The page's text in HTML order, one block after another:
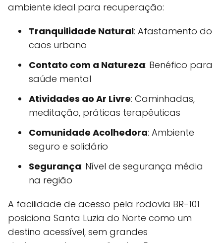
ambiente ideal para recuperação:
Tranquilidade Natural: Afastamento do
caos urbano
Contato com a Natureza: Benéfico para
saúde mental
Atividades ao Ar Livre: Caminhadas,
meditação, práticas terapêuticas
Comunidade Acolhedora: Ambiente
seguro e solidário
Segurança: Nível de segurança média
na região
A facilidade de acesso pela rodovia BR-101
posiciona Santa Luzia do Norte como um
destino acessível, sem grandes